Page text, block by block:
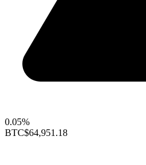
0.05%
BTC$64,951.18